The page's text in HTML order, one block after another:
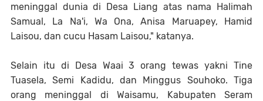
meninggal dunia di Desa Liang atas nama Halimah
Samual, La Na'i, Wa Ona, Anisa Maruapey, Hamid
Laisou, dan cucu Hasam Laisou," katanya.
Selain itu di Desa Waai 3 orang tewas yakni Tine
Tuasela, Semi Kadidu, dan Minggus Souhoko. Tiga
orang meninggal di Waisamu, Kabupaten Seram